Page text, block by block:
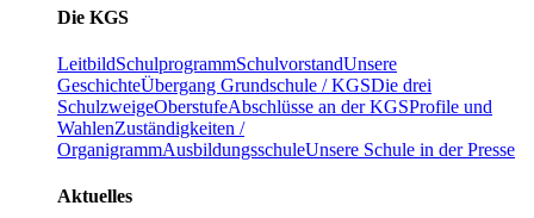
Die KGS
LeitbildSchulprogrammSchulvorstandUnsere
GeschichteÜbergang Grundschule / KGSDie drei
SchulzweigeOberstufeAbschlüsse an der KGSProfile und
WahlenZuständigkeiten /
OrganigrammAusbildungsschuleUnsere Schule in der Presse
Aktuelles